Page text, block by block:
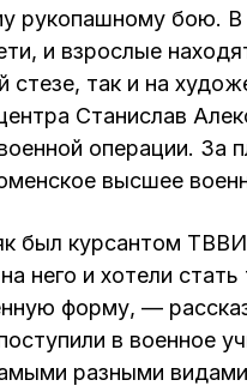
рукопашному бою.
и взрослые
стезе, так и на
Станислав
операции. За
высшее
был курсантом
него и хотели
форму, —
в военное
разными